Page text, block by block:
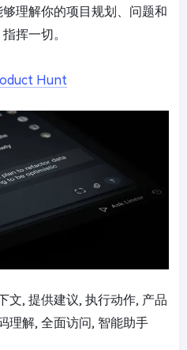
理解你的项目规划、问题和
挥一切。
Hunt
文, 提供建议, 执行动作, 产品
理解, 全面访问, 智能助手